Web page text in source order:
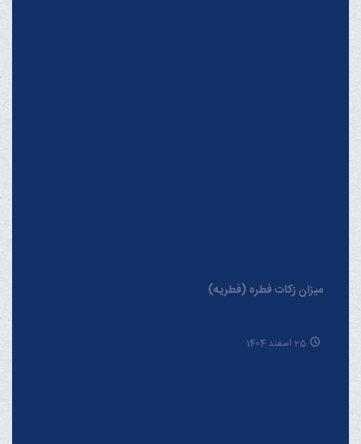
میزان زکات فطره (فطریه)
25 اسفند 1404